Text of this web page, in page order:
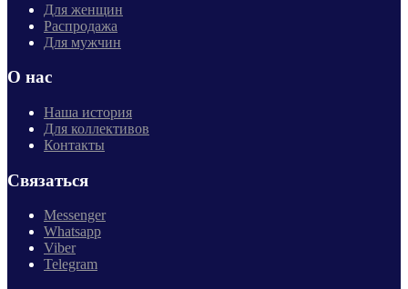
Для женщин
Распродажа
Для мужчин
О нас
Наша история
Для коллективов
Контакты
Связаться
Messenger
Whatsapp
Viber
Telegram